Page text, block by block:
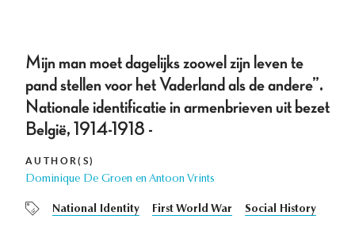
Mijn man moet dagelijks zoowel zijn leven te
pand stellen voor het Vaderland als de andere”.
Nationale identificatie in armenbrieven uit bezet
België, 1914-1918 -
AUTHOR(S)
Dominique De Groen en Antoon Vrints
National Identity First World War Social History